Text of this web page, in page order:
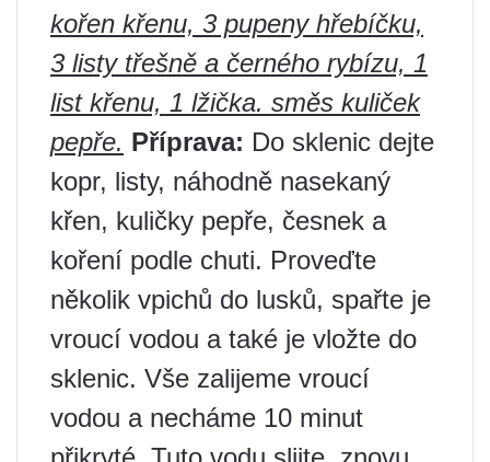
kořen křenu, 3 pupeny hřebíčku,
3 listy třešně a černého rybízu, 1
list křenu, 1 lžička. směs kuliček
pepře. Příprava: Do sklenic dejte
kopr, listy, náhodně nasekaný
křen, kuličky pepře, česnek a
koření podle chuti. Proveďte
několik vpichů do lusků, spařte je
vroucí vodou a také je vložte do
sklenic. Vše zalijeme vroucí
vodou a necháme 10 minut